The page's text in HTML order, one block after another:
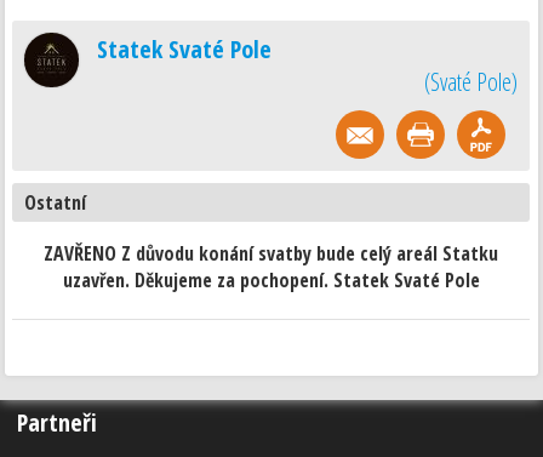
Statek Svaté Pole
(Svaté Pole)
Ostatní
ZAVŘENO Z důvodu konání svatby bude celý areál Statku
uzavřen. Děkujeme za pochopení. Statek Svaté Pole
Partneři